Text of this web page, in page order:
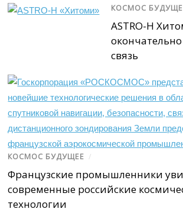
КОСМОС
ASTRO-H
связь
КОСМОС БУДУЩЕЕ /
Французские промышленники
современные российские
технологии